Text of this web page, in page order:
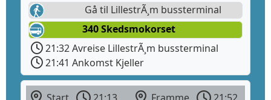
Gå til LillestrÃ¸m bussterminal
340 Skedsmokorset
21:32 Avreise LillestrÃ¸m bussterminal
21:41 Ankomst Kjeller
Start 21:13 Framme 21:52